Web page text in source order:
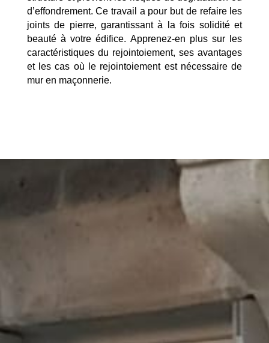
d’effondrement. Ce travail a pour but de refaire les
joints de pierre, garantissant à la fois solidité et
beauté à votre édifice. Apprenez-en plus sur les
caractéristiques du rejointoiement, ses avantages
et les cas où le rejointoiement est nécessaire de
mur en maçonnerie.